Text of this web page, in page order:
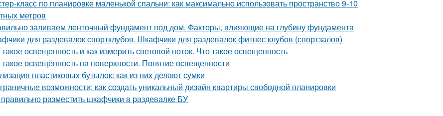
класс по планировке маленькой спальни: как максимально использовать пространство 9-10
метров
заливаем ленточный фундамент под дом. Факторы, влияющие на глубину фундамента
для раздевалок спортклубов. Шкафчики для раздевалок фитнес клубов (спортзалов)
освещенность и как измерить световой поток. Что такое освещенность
такое освещённость на поверхности. Понятие освещенности
пластиковых бутылок: как из них делают сумки
возможности: как создать уникальный дизайн квартиры свободной планировки
правильно разместить шкафчики в раздевалке БУ